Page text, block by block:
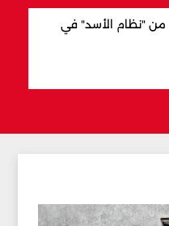
من "نظام الأسد" في